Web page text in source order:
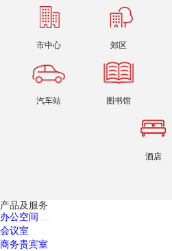
市中心 郊区
汽车站 图书馆
酒店
产品及服务
办公空间
会议室
商务贵宾室